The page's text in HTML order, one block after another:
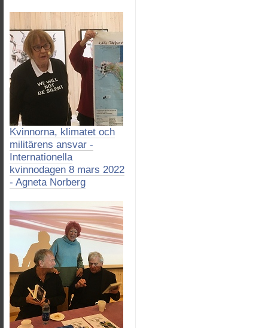
Kvinnorna, klimatet och
militärens ansvar -
Internationella
kvinnodagen 8 mars 2022
- Agneta Norberg